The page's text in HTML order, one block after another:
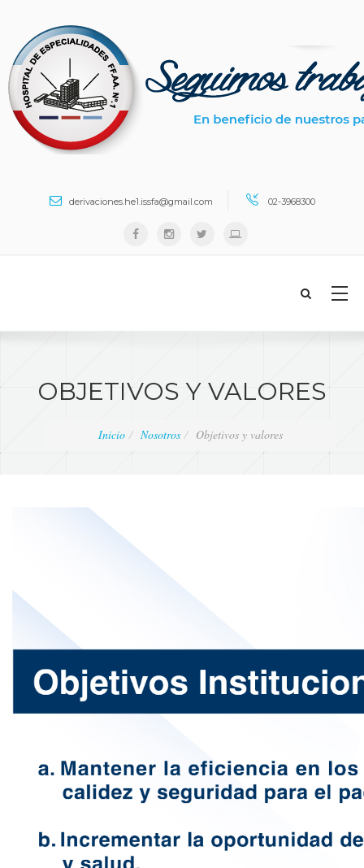
derivaciones.he1.issfa@gmail.com 02-3968300
OBJETIVOS Y VALORES
Inicio Nosotros Objetivos y valores